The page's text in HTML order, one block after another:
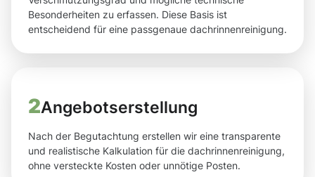
Besonderheiten zu erfassen. Diese Basis ist
entscheidend für eine passgenaue dachrinnenreinigung.
2Angebotserstellung
Nach der Begutachtung erstellen wir eine transparente
und realistische Kalkulation für die dachrinnenreinigung,
ohne versteckte Kosten oder unnötige Posten.